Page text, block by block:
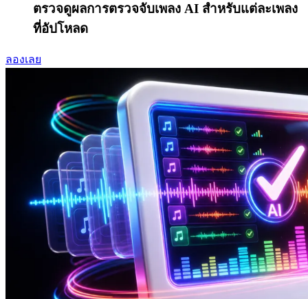
ตรวจดูผลการตรวจจับเพลง AI สำหรับแต่ละเพลง
ที่อัปโหลด
ลองเลย